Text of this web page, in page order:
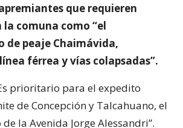
que requieren
la comuna como “el
de peaje Chaimávida,
férrea y vías colapsadas”.
prioritario para el expedito
de Concepción y Talcahuano, el
la Avenida Jorge Alessandri”.